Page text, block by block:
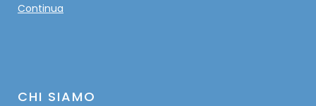
Continua
CHI SIAMO